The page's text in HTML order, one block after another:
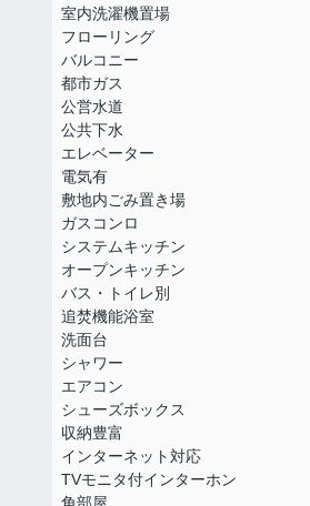
室内洗濯機置場
フローリング
バルコニー
都市ガス
公営水道
公共下水
エレベーター
電気有
敷地内ごみ置き場
ガスコンロ
システムキッチン
オープンキッチン
バス・トイレ別
追焚機能浴室
洗面台
シャワー
エアコン
シューズボックス
収納豊富
インターネット対応
TVモニタ付インターホン